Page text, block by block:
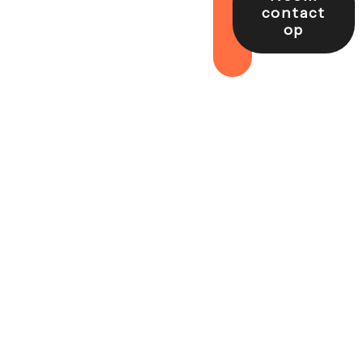
contact
op